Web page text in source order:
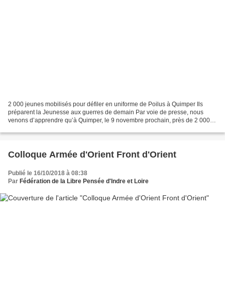
2 000 jeunes mobilisés pour défiler en uniforme de Poilus à Quimper Ils
préparent la Jeunesse aux guerres de demain Par voie de presse, nous
venons d’apprendre qu’à Quimper, le 9 novembre prochain, près de 2 000
Colloque Armée d'Orient Front d'Orient
Publié le 16/10/2018 à 08:38
Par Fédération de la Libre Pensée d'Indre et Loire